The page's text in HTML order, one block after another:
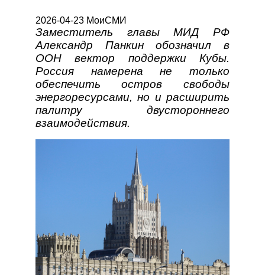
2026-04-23 МоиСМИ
Заместитель главы МИД РФ
Александр Панкин обозначил в
ООН вектор поддержки Кубы.
Россия намерена не только
обеспечить остров свободы
энергоресурсами, но и расширить
палитру двустороннего
взаимодействия.